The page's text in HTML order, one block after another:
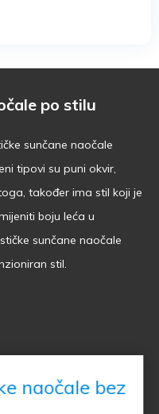
po stilu
sunčane naočale
tipovi su puni okvir,
također ima stil koji je
boju leća u
sunčane naočale
stil.
naočale bez